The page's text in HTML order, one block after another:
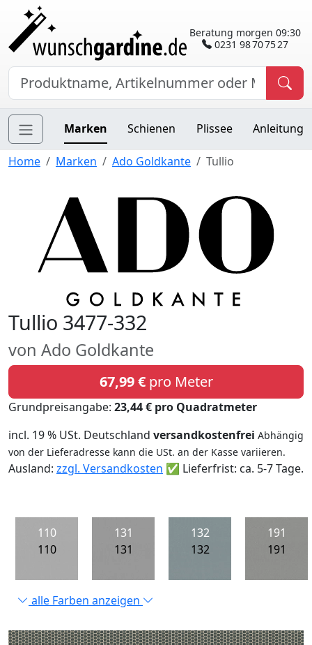
Beratung morgen 09:30
0231 98 70 75 27
Marken Schienen Plissee Anleitung
Home Marken Ado Goldkante Tullio
Tullio 3477-332
von Ado Goldkante
67,99 €pro Meter
Grundpreisangabe: 23,44 € pro Quadratmeter
incl. 19 % USt. Deutschland versandkostenfrei Abhängig
von der Lieferadresse kann die USt. an der Kasse variieren.
Ausland: zzgl. Versandkosten ✅ Lieferfrist: ca. 5-7 Tage.
110
110
131
131
132
132
191
191
alle Farben anzeigen